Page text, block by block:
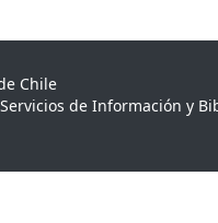
Chile
de Información y